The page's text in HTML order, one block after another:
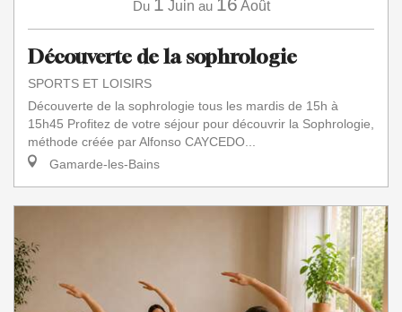
Du Juin au Août
Découverte de la sophrologie
SPORTS ET LOISIRS
Découverte de la sophrologie tous les mardis de 15h à
15h45 Profitez de votre séjour pour découvrir la Sophrologie,
méthode créée par Alfonso CAYCEDO...
Gamarde-les-Bains